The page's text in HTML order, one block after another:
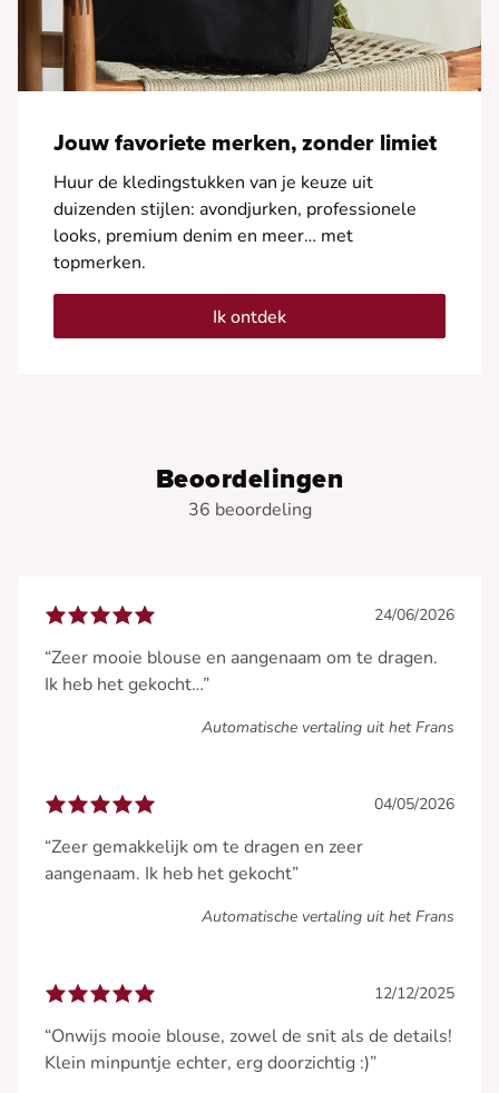
Jouw favoriete merken, zonder limiet
Huur de kledingstukken van je keuze uit
duizenden stijlen: avondjurken, professionele
looks, premium denim en meer… met
topmerken.
Ik ontdek
Beoordelingen
36 beoordeling
24/06/2026
“Zeer mooie blouse en aangenaam om te dragen.
Ik heb het gekocht…”
Automatische vertaling uit het Frans
04/05/2026
“Zeer gemakkelijk om te dragen en zeer
aangenaam. Ik heb het gekocht”
Automatische vertaling uit het Frans
12/12/2025
“Onwijs mooie blouse, zowel de snit als de details!
Klein minpuntje echter, erg doorzichtig :)”